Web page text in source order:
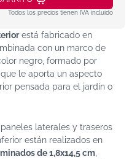
Todos los precios tienen IVA incluido
está fabricado en
con un marco de
negro, formado por
le aporta un aspecto
pensada para el jardín o
laterales y traseros
están realizados en
de 1,8x14,5 cm,